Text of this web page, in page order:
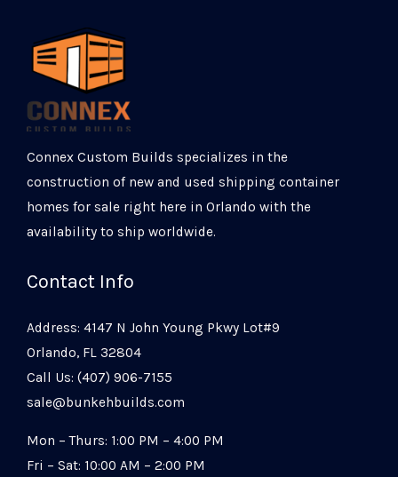
Connex Custom Builds specializes in the
construction of new and used shipping container
homes for sale right here in Orlando with the
availability to ship worldwide.
Contact Info
Address: 4147 N John Young Pkwy Lot#9
Orlando, FL 32804
Call Us: (407) 906-7155
sale@bunkehbuilds.com
Mon – Thurs: 1:00 PM – 4:00 PM
Fri – Sat: 10:00 AM – 2:00 PM